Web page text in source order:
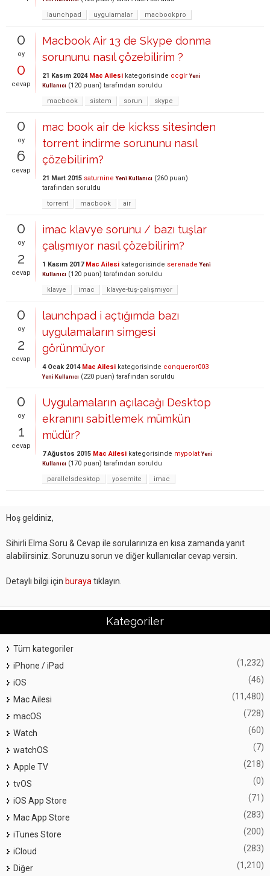
launchpad
uygulamalar macbookpro
0
oy
0
cevap
Macbook Air 13 de Skype donma
sorununu nasıl çözebilirim ?
21 Kasım 2024 Mac Ailesi kategorisinde ccglr Yeni
Kullanıcı (120 puan) tarafından soruldu
macbook
sistem sorun skype
0
oy
6
cevap
mac book air de kickss sitesinden
torrent indirme sorununu nasıl
çözebilirim?
21 Mart 2015 saturnine Yeni Kullanıcı (260 puan)
tarafından soruldu
torrent
macbook air
0
oy
2
cevap
imac klavye sorunu / bazı tuşlar
çalışmıyor nasıl çözebilirim?
1 Kasım 2017 Mac Ailesi kategorisinde serenade Yeni
Kullanıcı (120 puan) tarafından soruldu
klavye
imac klavye-tuş-çalışmıyor
0
oy
2
cevap
launchpad i açtığımda bazı
uygulamaların simgesi
görünmüyor
4 Ocak 2014 Mac Ailesi kategorisinde conqueror003
Yeni Kullanıcı (220 puan) tarafından soruldu
0
oy
1
cevap
Uygulamaların açılacağı Desktop
ekranını sabitlemek mümkün
müdür?
7 Ağustos 2015 Mac Ailesi kategorisinde mypolat Yeni
Kullanıcı (170 puan) tarafından soruldu
parallelsdesktop
yosemite imac
Hoş geldiniz,
Sihirli Elma Soru & Cevap ile sorularınıza en kısa zamanda yanıt
alabilirsiniz. Sorunuzu sorun ve diğer kullanıcılar cevap versin.
Detaylı bilgi için buraya tıklayın.
Kategoriler
Tüm kategoriler
iPhone / iPad
(1,232)
iOS (46)
Mac Ailesi (11,480)
macOS (728)
Watch (60)
watchOS (7)
Apple TV (218)
tvOS (0)
iOS App Store (71)
Mac App Store (283)
iTunes Store (200)
iCloud (283)
Diğer (1,210)